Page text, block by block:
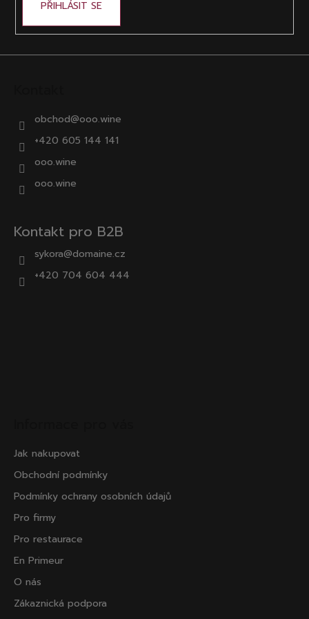
PŘIHLÁSIT SE
obchod@ooo.wine
+420 605 144 141
ooo.wine
ooo.wine
Kontakt pro B2B
sykora@domaine.cz
+420 704 604 444
Jak nakupovat
Obchodní podmínky
Podmínky ochrany osobních údajů
Pro firmy
Pro restaurace
En Primeur
O nás
Zákaznická podpora